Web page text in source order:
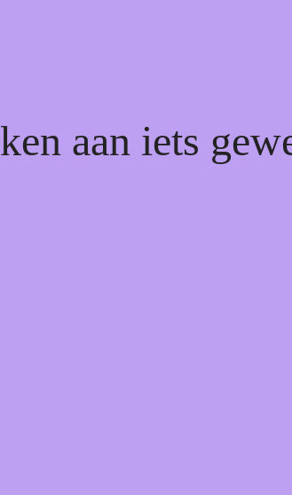
aan iets